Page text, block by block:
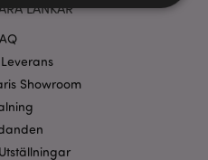
LÄNKAR
Showroom
Prestanda
tillåter grundläggande
användarinloggning
kan inte
nödvändiga cookies.